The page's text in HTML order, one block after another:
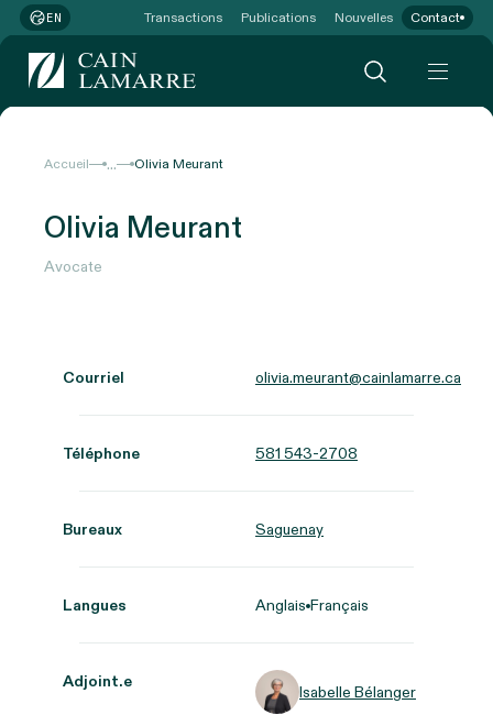
EN Transactions Publications Nouvelles Contact
Accueil ... Olivia Meurant
Olivia Meurant
Avocate
Courriel olivia.meurant@cainlamarre.ca
Téléphone 581 543-2708
Bureaux Saguenay
Langues Anglais Français
Adjoint.e Isabelle Bélanger